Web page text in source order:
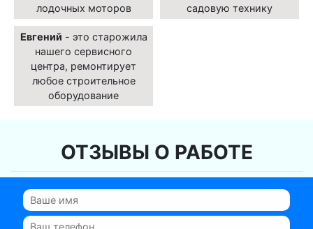
лодочных моторов
садовую технику
Евгений - это старожила
нашего сервисного
центра, ремонтирует
любое строительное
оборудование
ОТЗЫВЫ О РАБОТЕ